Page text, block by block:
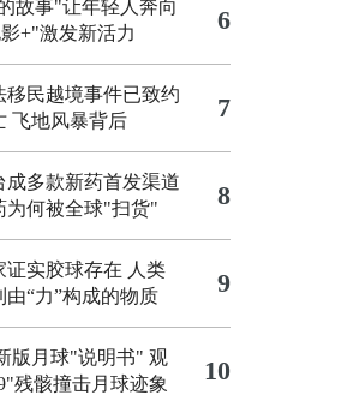
故事"让年轻人奔向
+"激发新活力 6
移民越境事件已致约
飞地风暴背后 7
成多款新药首发渠道
为何被全球"扫货"
8
证实胶球存在 人类
由“力”构成的物质
9
版月球"说明书" 观
残骸撞击月球迹象
10